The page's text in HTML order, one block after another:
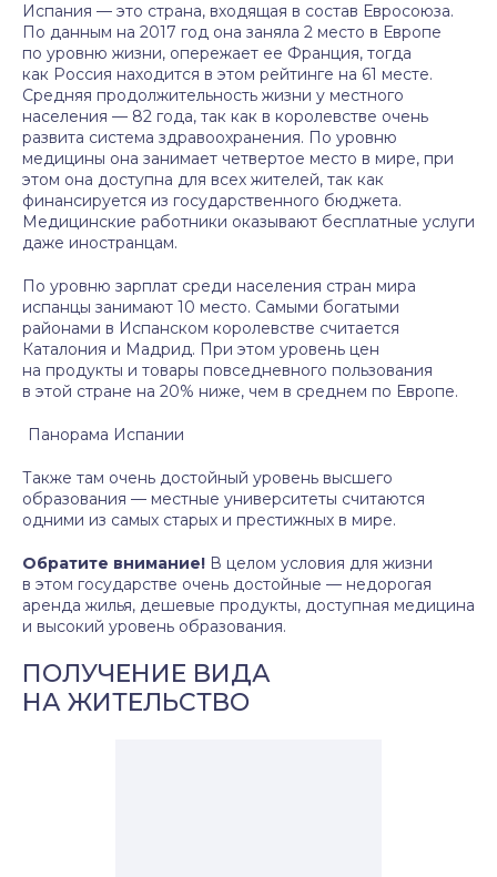
Испания — это страна, входящая в состав Евросоюза.
По данным на 2017 год она заняла 2 место в Европе
по уровню жизни, опережает ее Франция, тогда
как Россия находится в этом рейтинге на 61 месте.
Средняя продолжительность жизни у местного
населения — 82 года, так как в королевстве очень
развита система здравоохранения. По уровню
медицины она занимает четвертое место в мире, при
этом она доступна для всех жителей, так как
финансируется из государственного бюджета.
Медицинские работники оказывают бесплатные услуги
даже иностранцам.
По уровню зарплат среди населения стран мира
испанцы занимают 10 место. Самыми богатыми
районами в Испанском королевстве считается
Каталония и Мадрид. При этом уровень цен
на продукты и товары повседневного пользования
в этой стране на 20% ниже, чем в среднем по Европе.
Панорама Испании
Также там очень достойный уровень высшего
образования — местные университеты считаются
одними из самых старых и престижных в мире.
Обратите внимание! В целом условия для жизни
в этом государстве очень достойные — недорогая
аренда жилья, дешевые продукты, доступная медицина
и высокий уровень образования.
ПОЛУЧЕНИЕ ВИДА
НА ЖИТЕЛЬСТВО